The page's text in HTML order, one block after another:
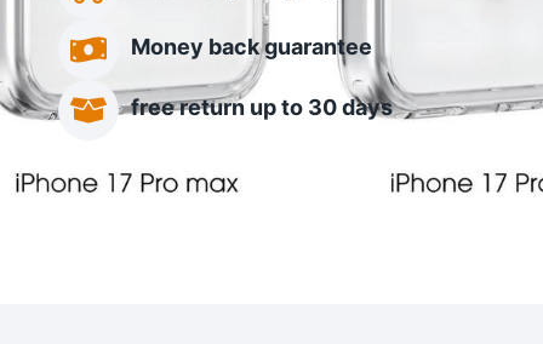
Money back guarantee
free return up to 30 days